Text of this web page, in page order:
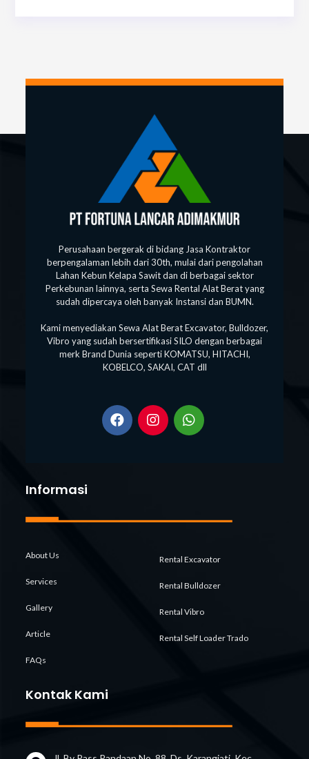
Perusahaan bergerak di bidang Jasa Kontraktor
berpengalaman lebih dari 30th, mulai dari pengolahan
Lahan Kebun Kelapa Sawit dan di berbagai sektor
Perkebunan lainnya, serta Sewa Rental Alat Berat yang
sudah dipercaya oleh banyak Instansi dan BUMN.
Kami menyediakan Sewa Alat Berat Excavator, Bulldozer,
Vibro yang sudah bersertifikasi SILO dengan berbagai
merk Brand Dunia seperti KOMATSU, HITACHI,
KOBELCO, SAKAI, CAT dll
Informasi
About Us
Services
Gallery
Article
FAQs
Rental Excavator
Rental Bulldozer
Rental Vibro
Rental Self Loader Trado
Kontak Kami